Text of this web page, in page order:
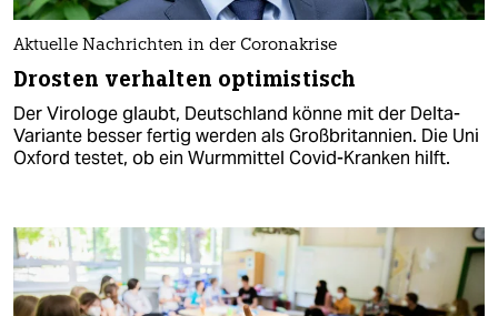
Aktuelle Nachrichten in der Coronakrise
Drosten verhalten optimistisch
Der Virologe glaubt, Deutschland könne mit der Delta-
Variante besser fertig werden als Großbritannien. Die Uni
Oxford testet, ob ein Wurmmittel Covid-Kranken hilft.